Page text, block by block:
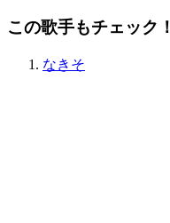
この歌手もチェック！
なきそ